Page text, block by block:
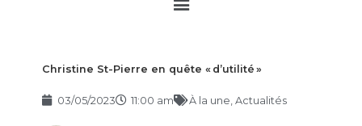
Christine St-Pierre en quête « d’utilité »
03/05/2023 11:00 am À la une Actualités